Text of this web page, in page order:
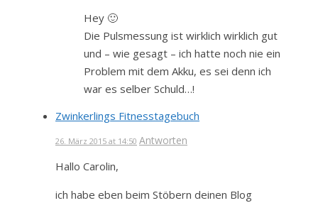
Hey 🙂
Die Pulsmessung ist wirklich wirklich gut
und – wie gesagt – ich hatte noch nie ein
Problem mit dem Akku, es sei denn ich
war es selber Schuld…!
Zwinkerlings Fitnesstagebuch
26. März 2015 at 14:50 Antworten
Hallo Carolin,
ich habe eben beim Stöbern deinen Blog